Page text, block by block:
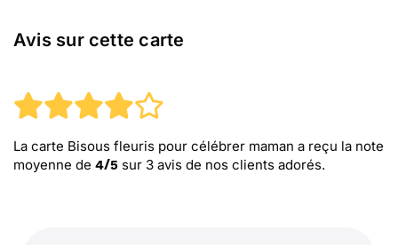
Avis sur cette carte
La carte Bisous fleuris pour célébrer maman a reçu la note
moyenne de 4/5 sur 3 avis de nos clients adorés.